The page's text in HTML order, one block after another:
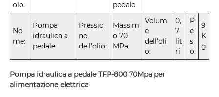
olo:
pedale
No
me:
Pompa
idraulica a
pedale
Pressio
ne
dell'olio:
Massim
o 70
MPa
Volum
e
dell'oli
o:
0,
7
lit
ri
P
e
s
o:
9
K
g
Pompa idraulica a pedale TFP-800 70Mpa per
alimentazione elettrica